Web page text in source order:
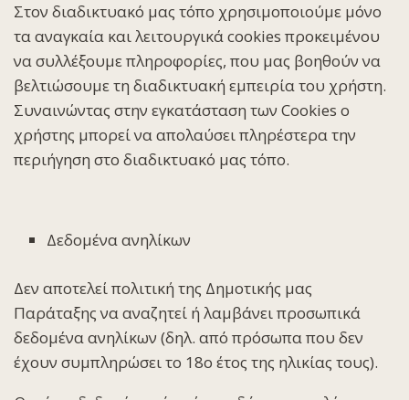
Στον διαδικτυακό μας τόπο χρησιμοποιούμε μόνο
τα αναγκαία και λειτουργικά cookies προκειμένου
να συλλέξουμε πληροφορίες, που μας βοηθούν να
βελτιώσουμε τη διαδικτυακή εμπειρία του χρήστη.
Συναινώντας στην εγκατάσταση των Cookies ο
χρήστης μπορεί να απολαύσει πληρέστερα την
περιήγηση στο διαδικτυακό μας τόπο.
Δεδομένα ανηλίκων
Δεν αποτελεί πολιτική της Δημοτικής μας
Παράταξης να αναζητεί ή λαμβάνει προσωπικά
δεδομένα ανηλίκων (δηλ. από πρόσωπα που δεν
έχουν συμπληρώσει το 18ο έτος της ηλικίας τους).